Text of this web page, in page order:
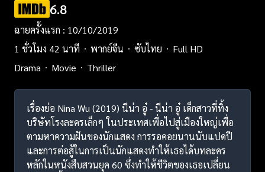
6.8
ฉายครั้งแรก : 10/10/2019
1 ชั่วโมง 42 นาที
พากย์จีน ซับไทย
Full HD
Drama
Movie Thriller
เรื่องย่อ Nina Wu (2019) นีน่า อู๋ - นีน่า อู๋ เด็กสาวที่ทิ้ง
บริษัทโรงละครเล็กๆ ในประเทศเพื่อไปสู่เมืองใหญ่เพื่อ
ตามหาความฝันของนักแสดง การรอคอยนานนับแปดปี
และการต่อสู้ในการเป็นนักแสดงทำให้เธอได้บทละคร
หลักในหนังสืบสวนยุค 60 ซึ่งทำให้ชีวิตของเธอเปลี่ยน